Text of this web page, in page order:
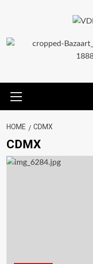
HOME CDMX
CDMX